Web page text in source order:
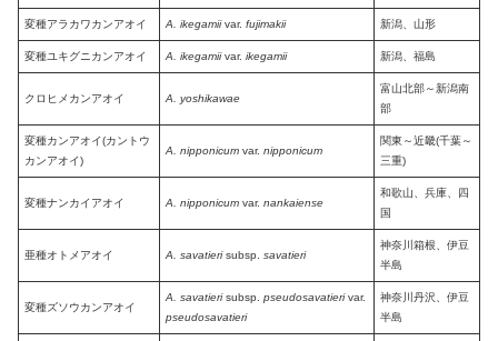
変種アラカワカンアオイ A. ikegamiivar. fujimakii 新潟、山形
変種ユキグニカンアオイ A. ikegamiivar. ikegamii 新潟、福島
クロヒメカンアオイ A. yoshikawae
富山北部～新潟南
部
変種カンアオイ(カントウ
カンアオイ)
A. nipponicum var. nipponicum
関東～近畿(千葉～
三重)
変種ナンカイアオイ A. nipponicum var. nankaiense
和歌山、兵庫、四
国
亜種オトメアオイ A. savatierisubsp. savatieri
神奈川箱根、伊豆
半島
変種ズソウカンアオイ
A. savatierisubsp. pseudosavatierivar.
pseudosavatieri
神奈川丹沢、伊豆
半島